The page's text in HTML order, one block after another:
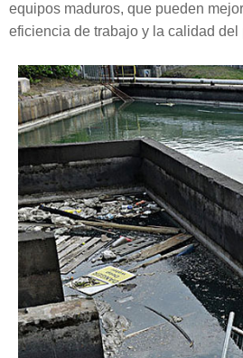
equipos maduros, que pueden
eficiencia de trabajo y la calidad del